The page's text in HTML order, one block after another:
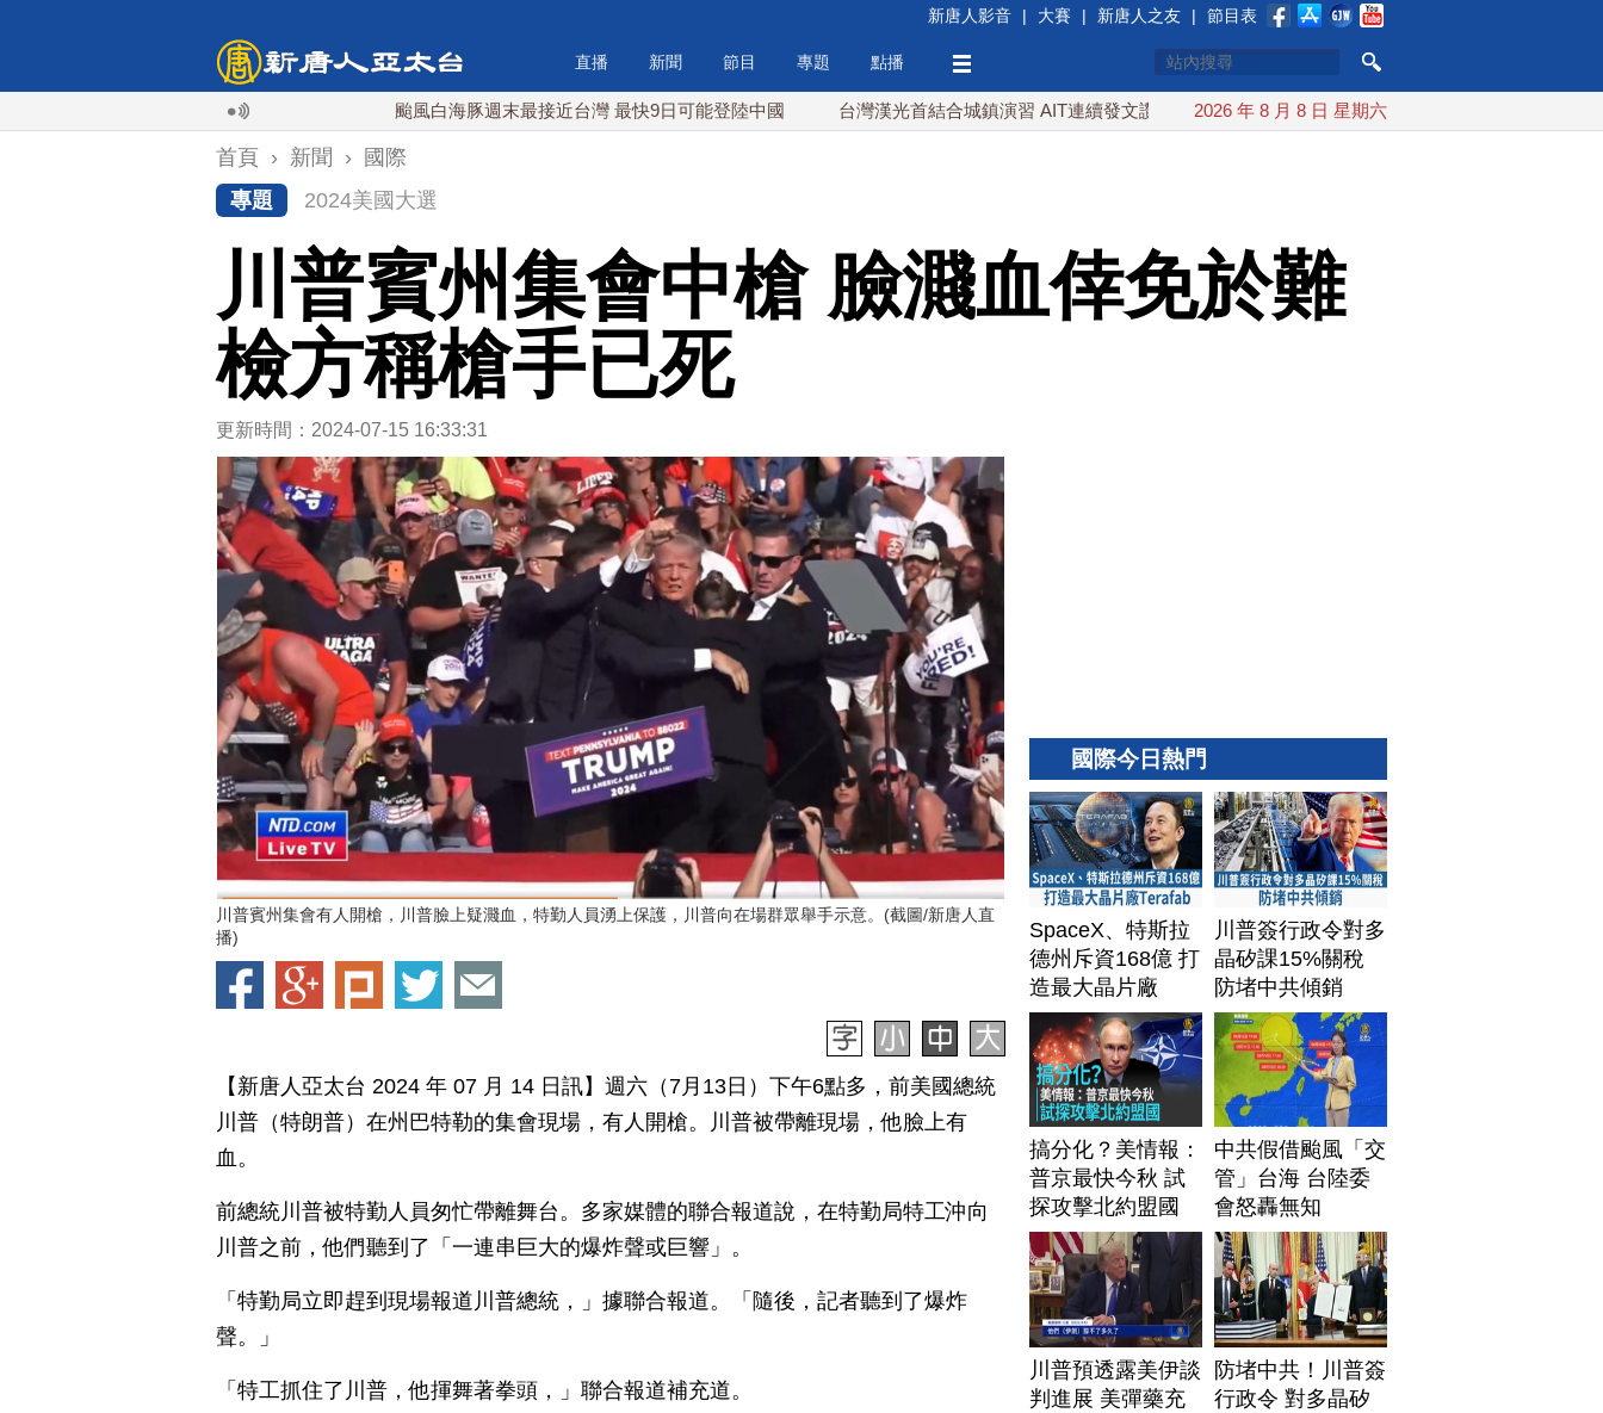
新唐人影音 | 大賽 | 新唐人之友 | 節目表
直播 新聞 節目 專題 點播
颱風白海豚週末最接近台灣 最快9日可能登陸中國 台灣漢光首結合城鎮演習 AIT連續發文讚「韌性台灣」 搞分化？美情報：普京最快今秋 試探攻擊北
2026 年 8 月 8 日 星期六
首頁 › 新聞 ›
國際
專題
2024美國大選
川普賓州集會中槍 臉濺血倖免於難
檢方稱槍手已死
更新時間：2024-07-15 16:33:31
川普賓州集會有人開槍，川普臉上疑濺血，特勤人員湧上保護，川普向在場群眾舉手示意。(截圖/新唐人直
播)
【新唐人亞太台 2024 年 07 月 14 日訊】週六（7月13日）下午6點多，前美國總統
川普（特朗普）在州巴特勒的集會現場，有人開槍。川普被帶離現場，他臉上有
血。
前總統川普被特勤人員匆忙帶離舞台。多家媒體的聯合報道說，在特勤局特工沖向
川普之前，他們聽到了「一連串巨大的爆炸聲或巨響」。
「特勤局立即趕到現場報道川普總統，」據聯合報道。「隨後，記者聽到了爆炸
聲。」
「特工抓住了川普，他揮舞著拳頭，」聯合報道補充道。
國際今日熱門
SpaceX、特斯拉
德州斥資168億 打
造最大晶片廠
Terafab
川普簽行政令對多
晶矽課15%關稅
防堵中共傾銷
搞分化？美情報：
普京最快今秋 試
探攻擊北約盟國
中共假借颱風「交
管」台海 台陸委
會怒轟無知
川普預透露美伊談
判進展 美彈藥充
防堵中共！川普簽
行政令 對多晶矽